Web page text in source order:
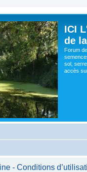
ICI
de
Forum
sol,
accès
- Conditions